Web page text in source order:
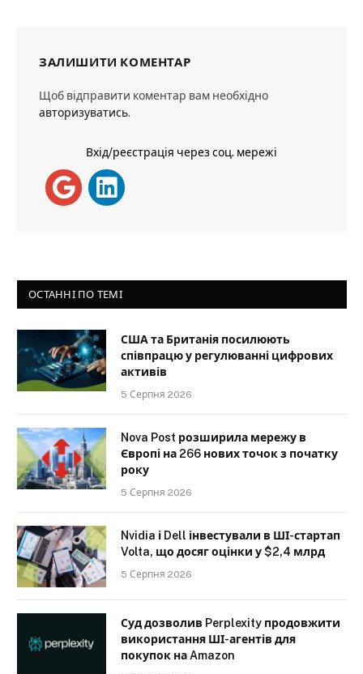
ЗАЛИШИТИ КОМЕНТАР
Щоб відправити коментар вам необхідно
авторизуватись.
Вхід/реєстрація через соц. мережі
ОСТАННІ ПО ТЕМІ
США та Британія посилюють
співпрацю у регулюванні цифрових
активів
5 Серпня 2026
Nova Post розширила мережу в
Європі на 266 нових точок з початку
року
5 Серпня 2026
Nvidia і Dell інвестували в ШІ-стартап
Volta, що досяг оцінки у $2,4 млрд
5 Серпня 2026
Суд дозволив Perplexity продовжити
використання ШІ-агентів для
покупок на Amazon